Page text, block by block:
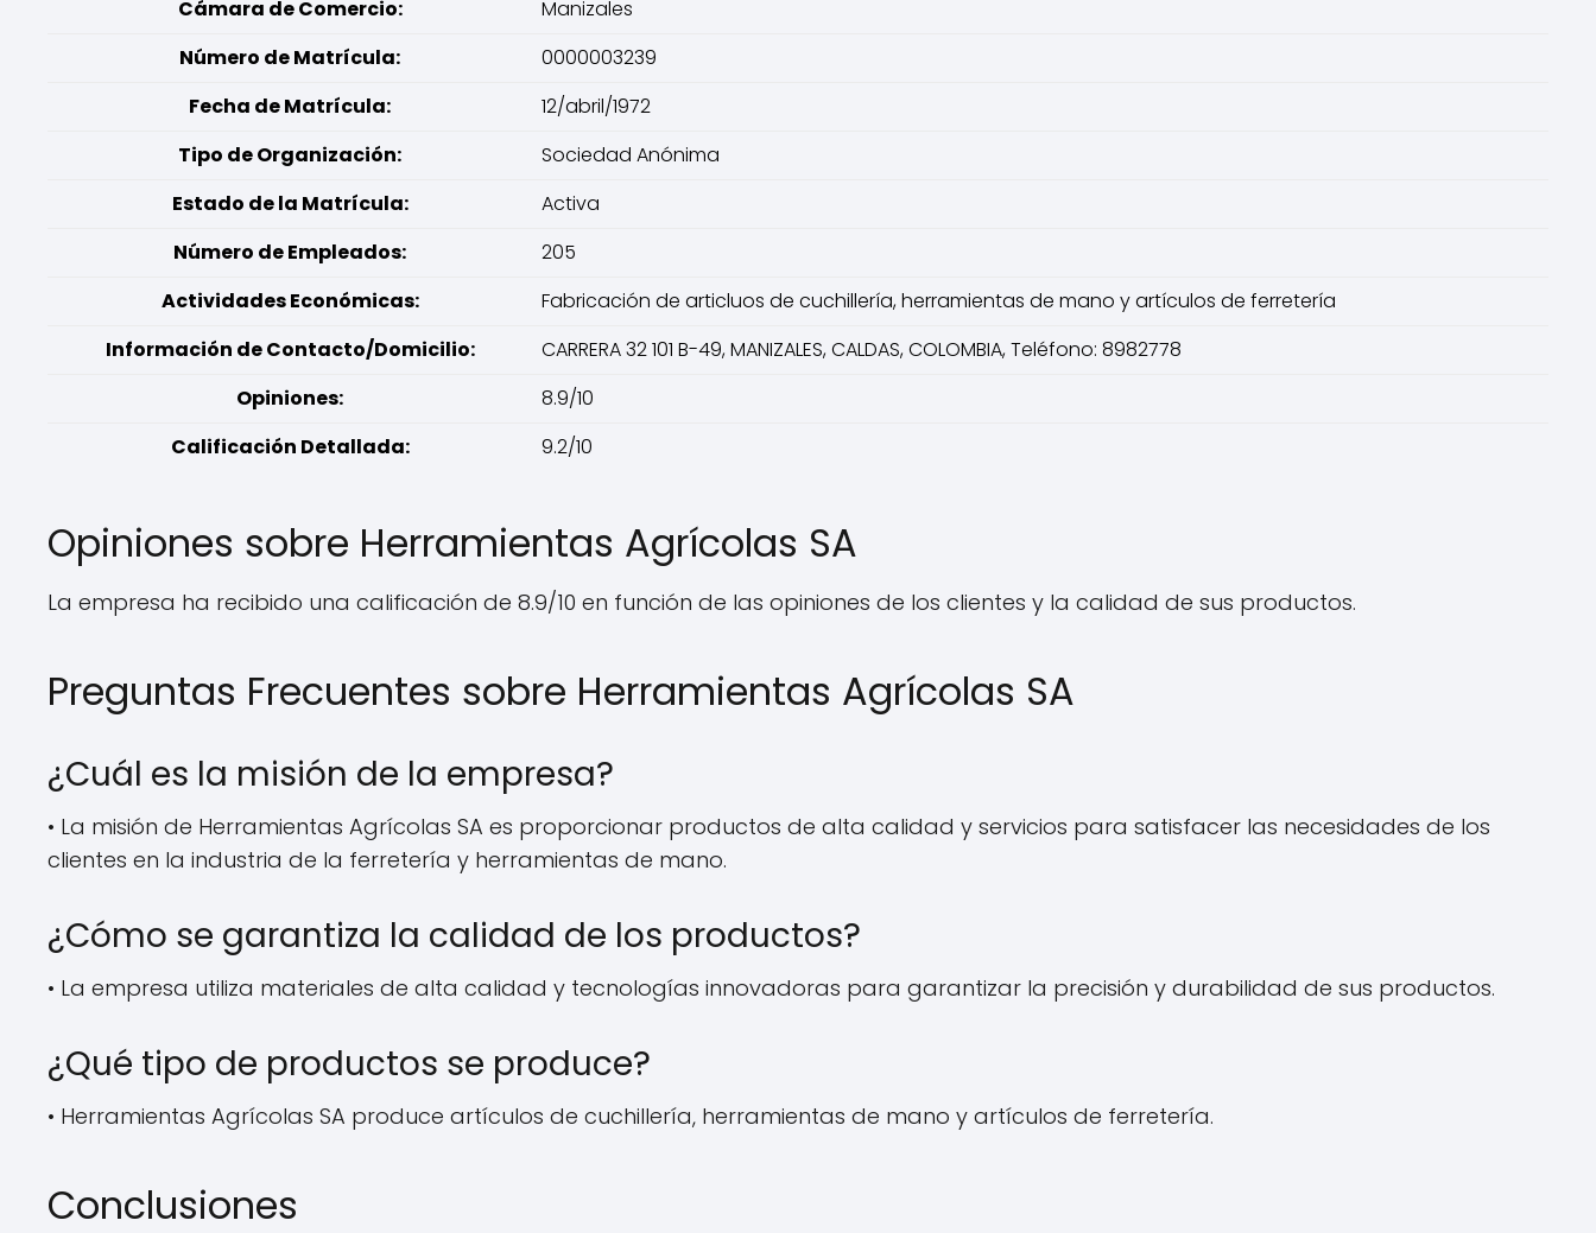
Cámara de Comercio:
Manizales
Número de Matrícula:
0000003239
Fecha de Matrícula:
12/abril/1972
Tipo de Organización:
Sociedad Anónima
Estado de la Matrícula:
Activa
Número de Empleados:
205
Actividades Económicas:
Fabricación de articluos de cuchillería, herramientas de mano y artículos de ferretería
Información de Contacto/Domicilio:
CARRERA 32 101 B-49, MANIZALES, CALDAS, COLOMBIA, Teléfono: 8982778
Opiniones:
8.9/10
Calificación Detallada:
9.2/10
Opiniones sobre Herramientas Agrícolas SA
La empresa ha recibido una calificación de 8.9/10 en función de las opiniones de los clientes y la calidad de sus productos.
Preguntas Frecuentes sobre Herramientas Agrícolas SA
¿Cuál es la misión de la empresa?
• La misión de Herramientas Agrícolas SA es proporcionar productos de alta calidad y servicios para satisfacer las necesidades de los
clientes en la industria de la ferretería y herramientas de mano.
¿Cómo se garantiza la calidad de los productos?
• La empresa utiliza materiales de alta calidad y tecnologías innovadoras para garantizar la precisión y durabilidad de sus productos.
¿Qué tipo de productos se produce?
• Herramientas Agrícolas SA produce artículos de cuchillería, herramientas de mano y artículos de ferretería.
Conclusiones